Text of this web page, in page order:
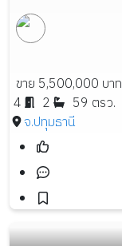
ขาย 5,500,000 บาท
4
2
59 ตรว.
จ.ปทุมธานี